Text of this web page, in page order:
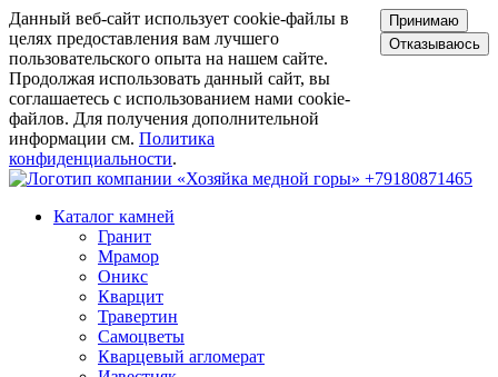
Данный веб-сайт использует cookie-файлы в
целях предоставления вам лучшего
пользовательского опыта на нашем сайте.
Продолжая использовать данный сайт, вы
соглашаетесь с использованием нами cookie-
файлов. Для получения дополнительной
информации см. Политика
конфиденциальности.
Принимаю
Отказываюсь
+79180871465
Каталог камней
Гранит
Мрамор
Оникс
Кварцит
Травертин
Самоцветы
Кварцевый агломерат